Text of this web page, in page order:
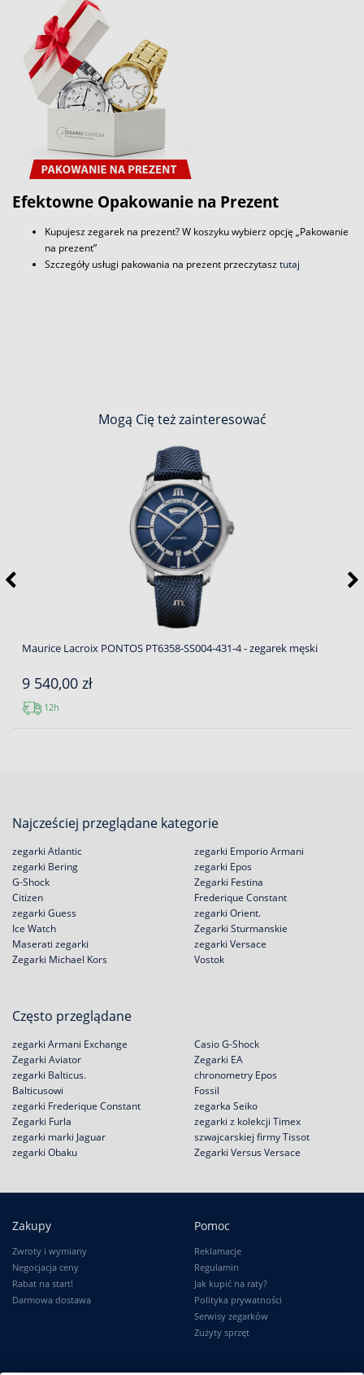
Efektowne Opakowanie na Prezent
Kupujesz zegarek na prezent? W koszyku wybierz opcję „Pakowanie
na prezent”
Szczegóły usługi pakowania na prezent przeczytasztutaj
Mogą Cię też zainteresować
Maurice Lacroix PONTOS PT6358-SS004-431-4 - zegarek męski
9 540,00 zł
12h
Najcześciej przeglądane kategorie
zegarki Atlantic
zegarki Bering
G-Shock
Citizen
zegarki Emporio Armani
zegarki Epos
Zegarki Festina
Frederique Constant
zegarki Guess
Ice Watch
Maserati zegarki
Zegarki Michael Kors
zegarki Orient.
Zegarki Sturmanskie
zegarki Versace
Vostok
Często przeglądane
zegarki Armani Exchange
Zegarki Aviator
zegarki Balticus.
Balticusowi
Casio G-Shock
Zegarki EA
chronometry Epos
Fossil
zegarki Frederique Constant
Zegarki Furla
zegarki marki Jaguar
zegarki Obaku
zegarka Seiko
zegarki z kolekcji Timex
szwajcarskiej firmy Tissot
Zegarki Versus Versace
Zakupy
Zwroty i wymiany
Negocjacja ceny
Rabat na start!
Darmowa dostawa
Pomoc
Reklamacje
Regulamin
Jak kupić na raty?
Polityka prywatności
Serwisy zegarków
Zużyty sprzęt